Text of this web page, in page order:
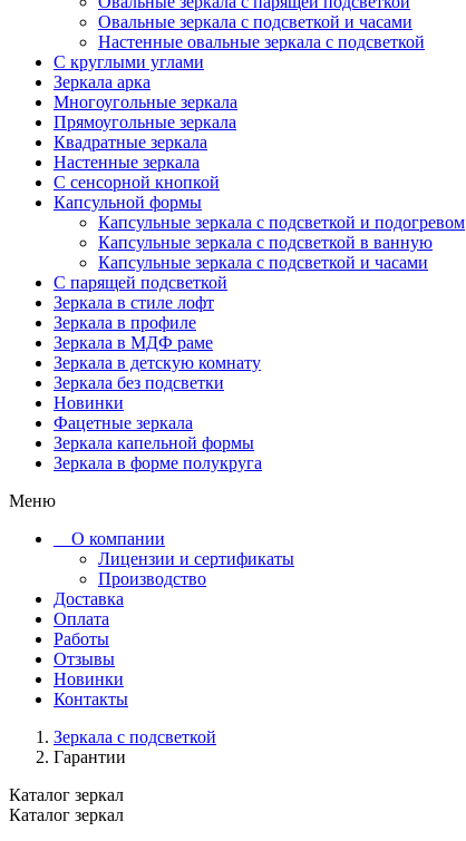
Овальные зеркала с подсветкой и часами
Настенные овальные зеркала с подсветкой
С круглыми углами
Зеркала арка
Многоугольные зеркала
Прямоугольные зеркала
Квадратные зеркала
Настенные зеркала
С сенсорной кнопкой
Капсульной формы
Капсульные зеркала с подсветкой и подогревом
Капсульные зеркала с подсветкой в ванную
Капсульные зеркала с подсветкой и часами
С парящей подсветкой
Зеркала в стиле лофт
Зеркала в профиле
Зеркала в МДФ раме
Зеркала в детскую комнату
Зеркала без подсветки
Новинки
Фацетные зеркала
Зеркала капельной формы
Зеркала в форме полукруга
Меню
О компании
Лицензии и сертификаты
Производство
Доставка
Оплата
Работы
Отзывы
Новинки
Контакты
Зеркала с подсветкой
Гарантии
Каталог зеркал
Каталог зеркал